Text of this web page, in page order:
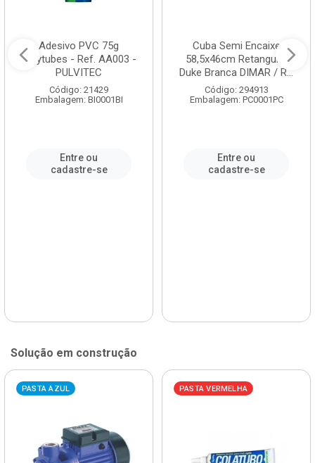
Adesivo PVC 75g
Polytubes - Ref. AA003 -
PULVITEC
Código: 21429
Embalagem: BI0001BI
Entre ou
cadastre-se
Cuba Semi Encaixe
58,5x46cm Retangular
Duke Branca DIMAR / R...
Código: 294913
Embalagem: PC0001PC
Entre ou
cadastre-se
Solução em construção
PASTA AZUL PASTA VERMELHA